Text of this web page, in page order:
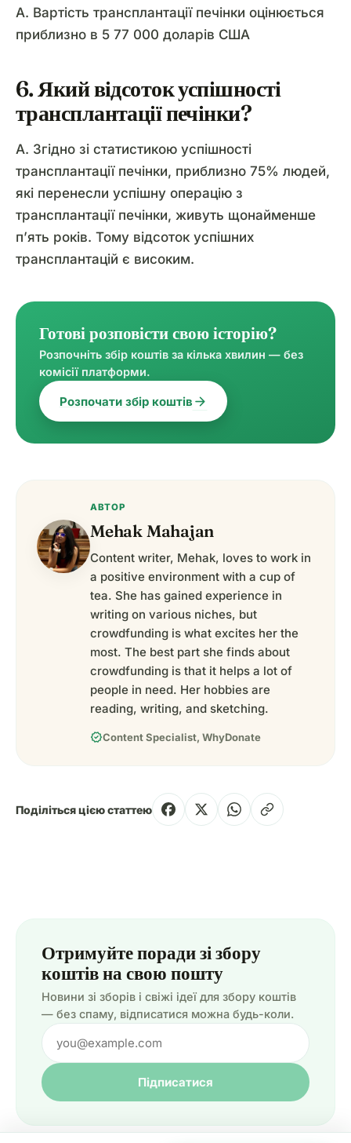
A. Вартість трансплантації печінки оцінюється
приблизно в 5 77 000 доларів США
6. Який відсоток успішності
трансплантації печінки?
A. Згідно зі статистикою успішності
трансплантації печінки, приблизно 75% людей,
які перенесли успішну операцію з
трансплантації печінки, живуть щонайменше
п’ять років. Тому відсоток успішних
трансплантацій є високим.
Готові розповісти свою історію?
Розпочніть збір коштів за кілька хвилин — без
комісії платформи.
Розпочати збір коштів arrow_forward
АВТОР
Mehak Mahajan
Content writer, Mehak, loves to work in
a positive environment with a cup of
tea. She has gained experience in
writing on various niches, but
crowdfunding is what excites her the
most. The best part she finds about
crowdfunding is that it helps a lot of
people in need. Her hobbies are
reading, writing, and sketching.
verifiedContent Specialist, WhyDonate
Поділіться цією статтею
Отримуйте поради зі збору
коштів на свою пошту
Новини зі зборів і свіжі ідеї для збору коштів
— без спаму, відписатися можна будь-коли.
Підписатися